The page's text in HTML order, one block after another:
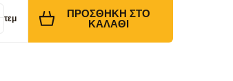
τεμ ΠΡΟΣΘΉΚΗ ΣΤΟ
ΚΑΛΆΘΙ